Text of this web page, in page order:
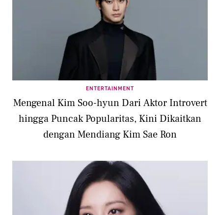
ENTERTAINMENT
Mengenal Kim Soo-hyun Dari Aktor Introvert
hingga Puncak Popularitas, Kini Dikaitkan
dengan Mendiang Kim Sae Ron